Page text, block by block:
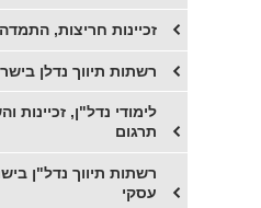
זכיינות חריצות,
רשתות תיווך נדלן
לימודי נדל"ן, זכיינות
תרגום
רשתות תיווך נדל"ן
עסקי